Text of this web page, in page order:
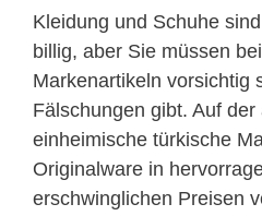
Kleidung und Schuhe
billig, aber Sie müssen
Markenartikeln vorsichtig
Fälschungen gibt. Auf
einheimische türkische
Originalware in
erschwinglichen Preisen